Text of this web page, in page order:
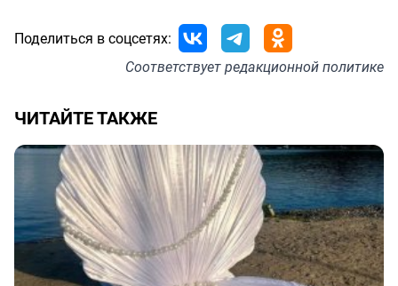
Поделиться в соцсетях:
Соответствуетредакционной политике
ЧИТАЙТЕ ТАКЖЕ